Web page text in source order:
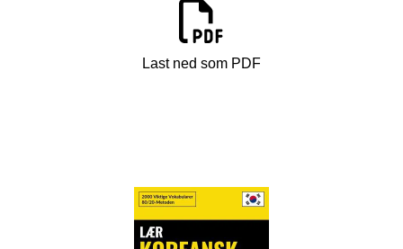
Last ned som PDF